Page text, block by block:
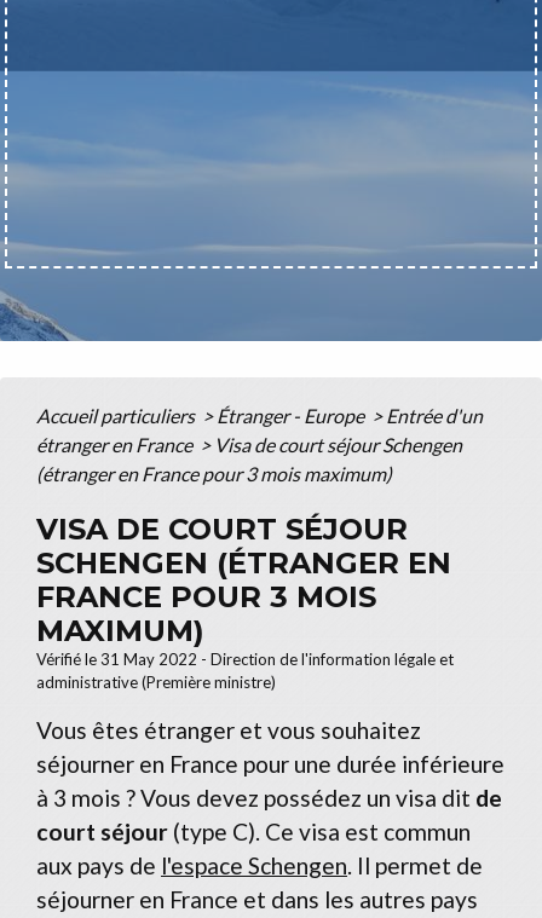
Accueil particuliers > Étranger - Europe > Entrée d'un
étranger en France > Visa de court séjour Schengen
(étranger en France pour 3 mois maximum)
VISA DE COURT SÉJOUR
SCHENGEN (ÉTRANGER EN
FRANCE POUR 3 MOIS
MAXIMUM)
Vérifié le 31 May 2022 - Direction de l'information légale et
administrative (Première ministre)
Vous êtes étranger et vous souhaitez
séjourner en France pour une durée inférieure
à 3 mois ? Vous devez possédez un visa dit de
court séjour (type C). Ce visa est commun
aux pays de l'espace Schengen. Il permet de
séjourner en France et dans les autres pays